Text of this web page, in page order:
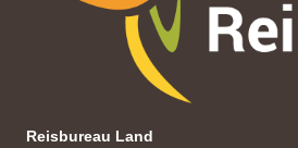
Reisbureau Land